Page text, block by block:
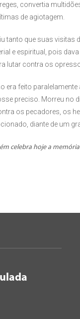
convertia
de agiotagem.
tanto que suas visitas
e espiritual, pois
lutar contra os
era feito
preciso. Morreu no
os pecadores, os
diante de um
celebra hoje a